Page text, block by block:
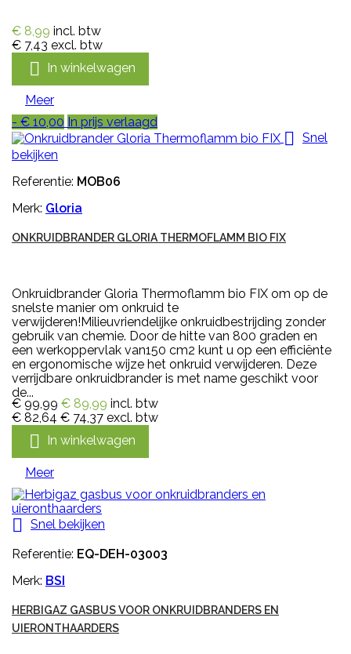
€ 8,99 incl. btw
€ 7,43 excl. btw
 In winkelwagen
Meer
- € 10,00 In prijs verlaagd
 Snel
bekijken
Referentie: MOB06
Merk: Gloria
ONKRUIDBRANDER GLORIA THERMOFLAMM BIO FIX
Onkruidbrander Gloria Thermoflamm bio FIX om op de
snelste manier om onkruid te
verwijderen!Milieuvriendelijke onkruidbestrijding zonder
gebruik van chemie. Door de hitte van 800 graden en
een werkoppervlak van150 cm2 kunt u op een efficiënte
en ergonomische wijze het onkruid verwijderen. Deze
verrijdbare onkruidbrander is met name geschikt voor
de...
€ 99,99 € 89,99 incl. btw
€ 82,64 € 74,37 excl. btw
 In winkelwagen
Meer
 Snel bekijken
Referentie: EQ-DEH-03003
Merk: BSI
HERBIGAZ GASBUS VOOR ONKRUIDBRANDERS EN
UIERONTHAARDERS